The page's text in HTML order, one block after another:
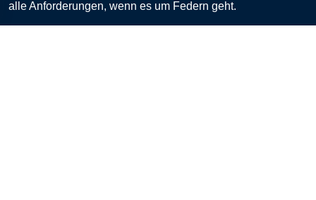
alle Anforderungen, wenn es um Federn geht.